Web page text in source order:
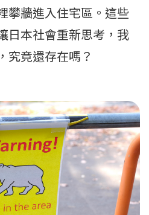
攀牆進入住宅區。這些
日本社會重新思考，我
究竟還存在嗎？